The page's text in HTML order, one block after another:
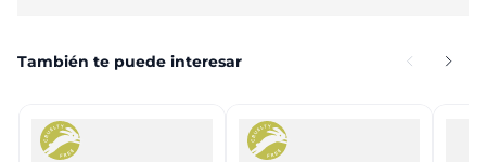
También te puede interesar